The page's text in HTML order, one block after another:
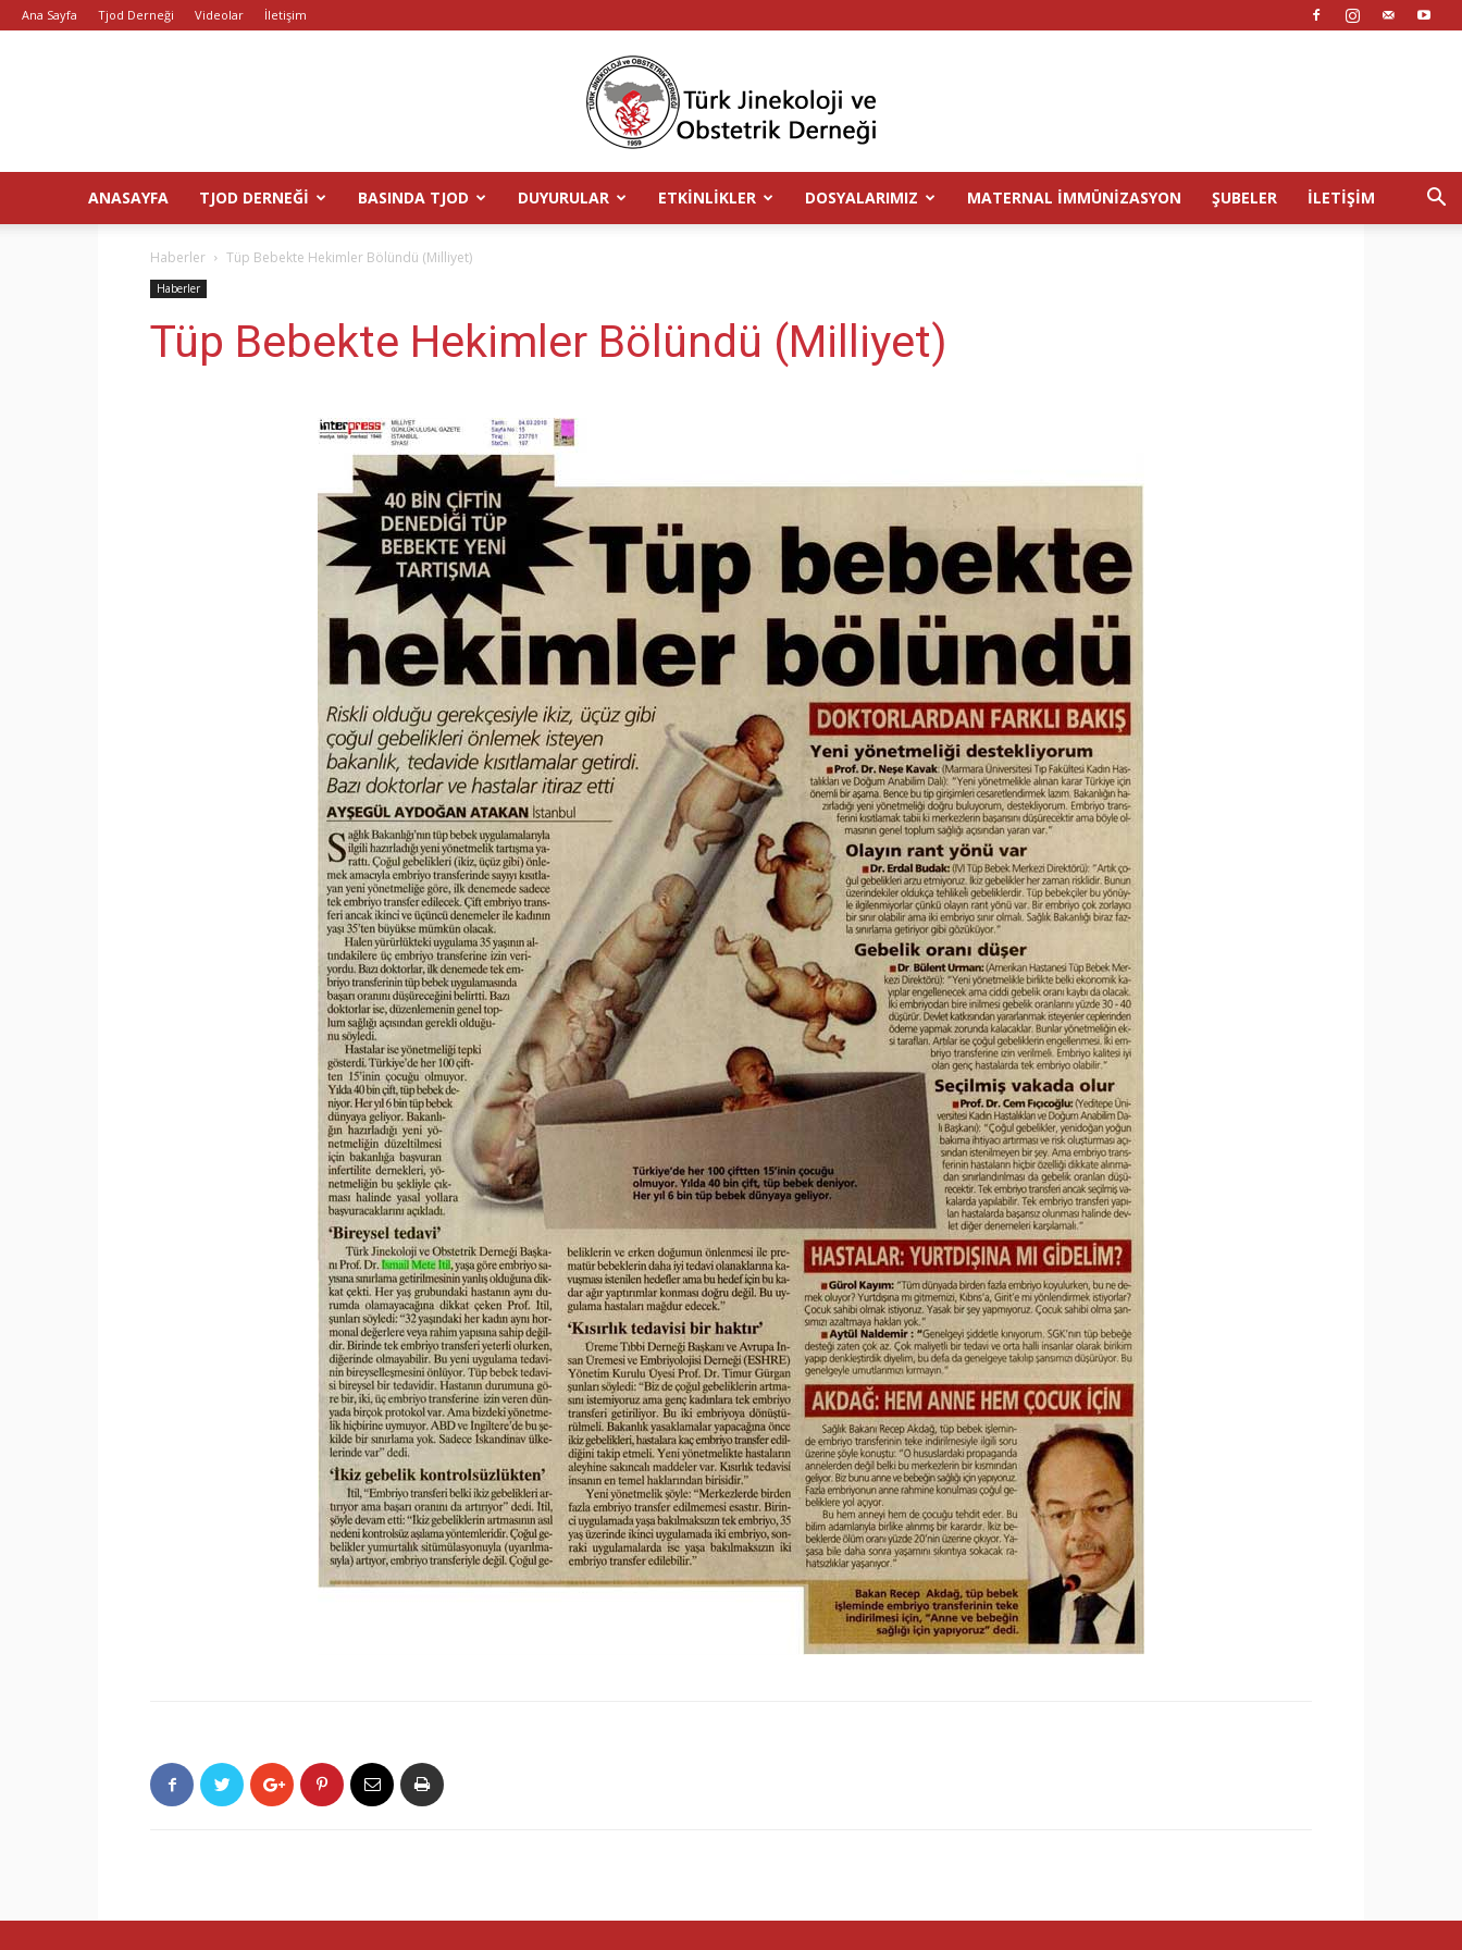
Ana Sayfa Tjod Derneği Videolar İletişim
TJOD
ANASAYFA TJOD DERNEĞI BASINDA TJOD DUYURULAR ETKINLIKLER DOSYALARIMIZ MATERNAL İMMÜNIZASYON ŞUBELER İLETIŞIM
Haberler Tüp Bebekte Hekimler Bölündü (Milliyet)
Haberler
Tüp Bebekte Hekimler Bölündü (Milliyet)